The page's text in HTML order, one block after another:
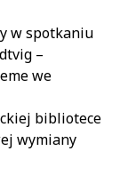
w spotkaniu
–
we
bibliotece
wymiany